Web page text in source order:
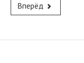
Вперёд